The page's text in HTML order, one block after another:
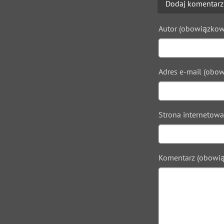
Dodaj komentarz
Autor
Adres e-mail
Strona
Komentarz